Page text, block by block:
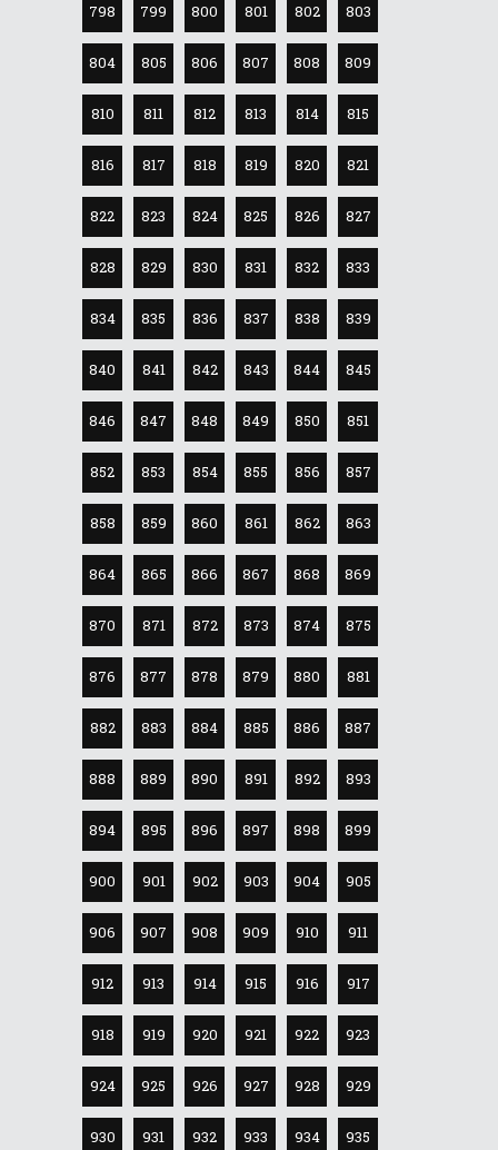
798 799 800 801 802 803
804 805 806 807 808 809
810 811 812 813 814 815
816 817 818 819 820 821
822 823 824 825 826 827
828 829 830 831 832 833
834 835 836 837 838 839
840 841 842 843 844 845
846 847 848 849 850 851
852 853 854 855 856 857
858 859 860 861 862 863
864 865 866 867 868 869
870 871 872 873 874 875
876 877 878 879 880 881
882 883 884 885 886 887
888 889 890 891 892 893
894 895 896 897 898 899
900 901 902 903 904 905
906 907 908 909 910 911
912 913 914 915 916 917
918 919 920 921 922 923
924 925 926 927 928 929
930 931 932 933 934 935